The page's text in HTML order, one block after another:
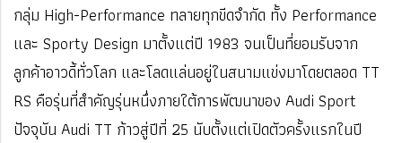
กลุ่ม High-Performance ทลายทุกขีดจำกัด ทั้ง Performance
และ Sporty Design มาตั้งแต่ปี 1983 จนเป็นที่ยอมรับจาก
ลูกค้าอาวดี้ทั่วโลก และโลดแล่นอยู่ในสนามแข่งมาโดยตลอด TT
RS คือรุ่นที่สำคัญรุ่นหนึ่งภายใต้การพัฒนาของ Audi Sport
ปัจจุบัน Audi TT ก้าวสู่ปีที่ 25 นับตั้งแต่เปิดตัวครั้งแรกในปี